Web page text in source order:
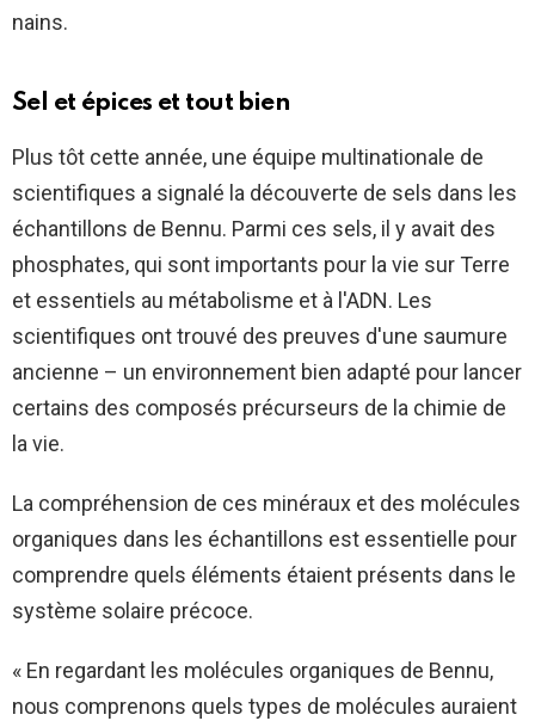
nains.
Sel et épices et tout bien
Plus tôt cette année, une équipe multinationale de
scientifiques a signalé la découverte de sels dans les
échantillons de Bennu. Parmi ces sels, il y avait des
phosphates, qui sont importants pour la vie sur Terre
et essentiels au métabolisme et à l'ADN. Les
scientifiques ont trouvé des preuves d'une saumure
ancienne – un environnement bien adapté pour lancer
certains des composés précurseurs de la chimie de
la vie.
La compréhension de ces minéraux et des molécules
organiques dans les échantillons est essentielle pour
comprendre quels éléments étaient présents dans le
système solaire précoce.
« En regardant les molécules organiques de Bennu,
nous comprenons quels types de molécules auraient